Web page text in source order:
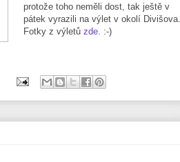
protože toho neměli dost, tak ještě v
pátek vyrazili na výlet v okolí Divišova.
Fotky z výletů zde . :-)